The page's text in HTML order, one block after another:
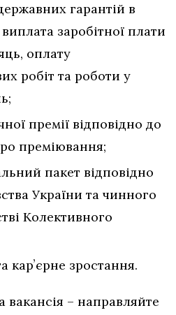
гарантій в
заробітної плати
оплату
робіт та роботи у
премії відповідно до
преміювання;
пакет відповідно
України та чинного
Колективного
карʼєрне зростання.
вакансія – направляйте